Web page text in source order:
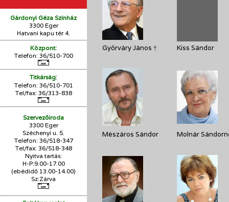
Gárdonyi Géza Színház
3300 Eger
Hatvani kapu tér 4.
Központ:
Telefon: 36/510-700
Titkárság:
Telefon: 36/510-701
Tel/fax: 36/313-838
Szervezőiroda
3300 Eger
Széchenyi u. 5.
Telefon: 36/518-347
Tel/fax: 36/518-348
Nyitva tartás:
H-P:9.00-17.00
(ebédidő 13.00-14.00)
Sz:Zárva
Győrváry János † Kiss Sándor
Mészáros Sándor Molnár